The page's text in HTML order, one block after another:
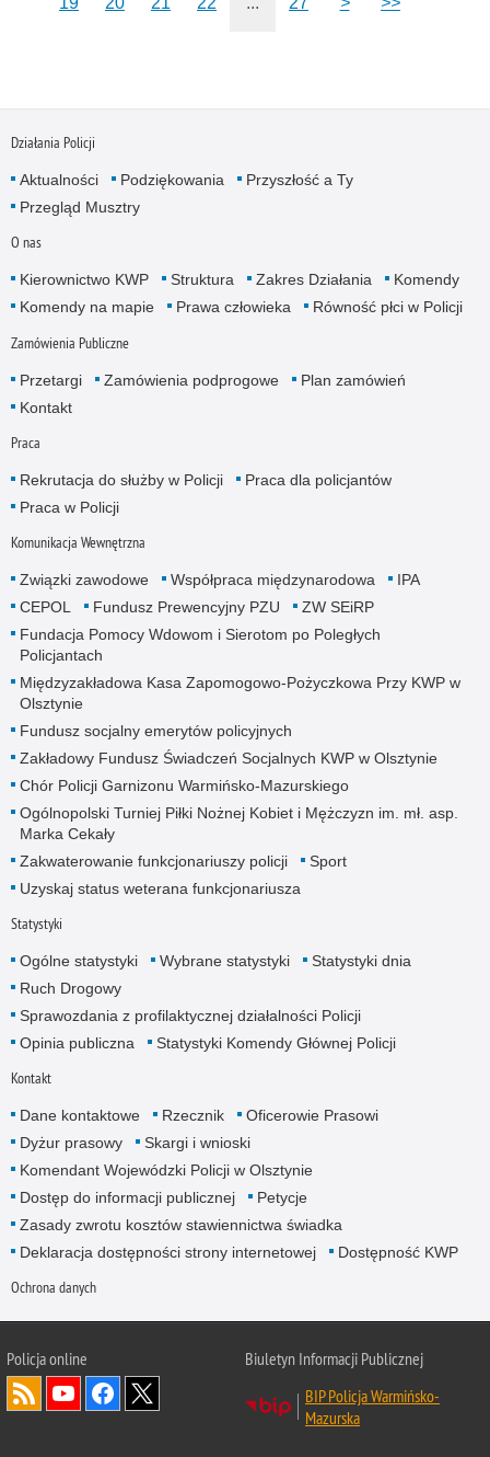
Działania Policji
Aktualności Podziękowania
Przyszłość a Ty
Przegląd Musztry
O nas
Kierownictwo KWP Struktura Zakres Działania
Komendy
Komendy na mapie
Prawa człowieka Równość płci w Policji
Zamówienia Publiczne
Przetargi Zamówienia podprogowe
Plan zamówień
Kontakt
Praca
Rekrutacja do służby w Policji
Praca dla policjantów
Praca w Policji
Komunikacja Wewnętrzna
Związki zawodowe Współpraca międzynarodowa
IPA
CEPOL
Fundusz Prewencyjny PZU
ZW SEiRP
Fundacja Pomocy Wdowom i Sierotom po Poległych
Policjantach
Międzyzakładowa Kasa Zapomogowo-Pożyczkowa Przy KWP w
Olsztynie
Fundusz socjalny emerytów policyjnych
Zakładowy Fundusz Świadczeń Socjalnych KWP w Olsztynie
Chór Policji Garnizonu Warmińsko-Mazurskiego
Ogólnopolski Turniej Piłki Nożnej Kobiet i Mężczyzn im. mł. asp.
Marka Cekały
Zakwaterowanie funkcjonariuszy policji
Sport
Uzyskaj status weterana funkcjonariusza
Statystyki
Ogólne statystyki Wybrane statystyki
Statystyki dnia
Ruch Drogowy
Sprawozdania z profilaktycznej działalności Policji
Opinia publiczna
Statystyki Komendy Głównej Policji
Kontakt
Dane kontaktowe Rzecznik
Oficerowie Prasowi
Dyżur prasowy
Skargi i wnioski
Komendant Wojewódzki Policji w Olsztynie
Dostęp do informacji publicznej
Petycje
Zasady zwrotu kosztów stawiennictwa świadka
Deklaracja dostępności strony internetowej
Dostępność KWP
Ochrona danych
Policja online
Biuletyn Informacji Publicznej
BIP Policja Warmińsko-
Mazurska